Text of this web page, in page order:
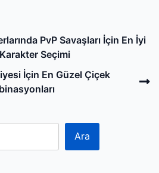
PvP Savaşları İçin En İyi
Karakter Seçimi
İçin En Güzel Çiçek
Ara